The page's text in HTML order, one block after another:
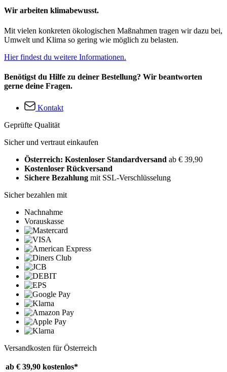
Wir arbeiten klimabewusst.
Mit vielen konkreten ökologischen Maßnahmen tragen wir dazu bei,
Umwelt und Klima so gering wie möglich zu belasten.
Hier findest du weitere Informationen.
Benötigst du Hilfe zu deiner Bestellung? Wir beantworten
gerne deine Fragen.
Kontakt
Geprüfte Qualität
Sicher und vertraut einkaufen
Österreich: Kostenloser Standardversand ab € 39,90
Kostenloser Rückversand
Sichere Bezahlung mit SSL-Verschlüsselung
Sicher bezahlen mit
Nachnahme
Vorauskasse
Versandkosten für Österreich
ab € 39,90 kostenlos*